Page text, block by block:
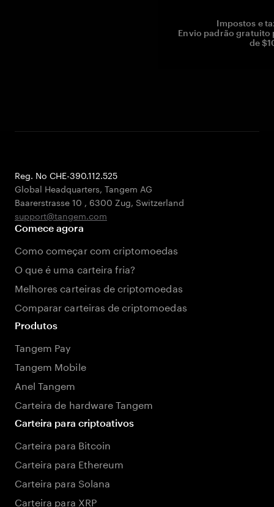
Impostos e
Envio padrão gratuito
de
Reg. No CHE-390.112.525
Global Headquarters, Tangem AG
Baarerstrasse 10 , 6300 Zug, Switzerland
support@tangem.com
Comece agora
Como começar com criptomoedas
O que é uma carteira fria?
Melhores carteiras de criptomoedas
Comparar carteiras de criptomoedas
Produtos
Tangem Pay
Tangem Mobile
Anel Tangem
Carteira de hardware Tangem
Carteira para criptoativos
Carteira para Bitcoin
Carteira para Ethereum
Carteira para Solana
Carteira para XRP